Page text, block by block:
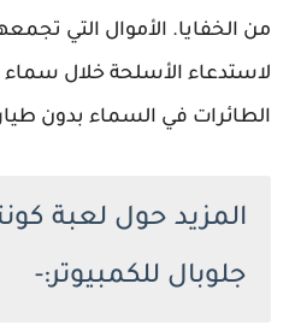
من الخفايا. الأموال التي
لاستدعاء الأسلحة خلال سماء
الطائرات في السماء بدون
المزيد حول لعبة
جلوبال للكمبيوتر:-